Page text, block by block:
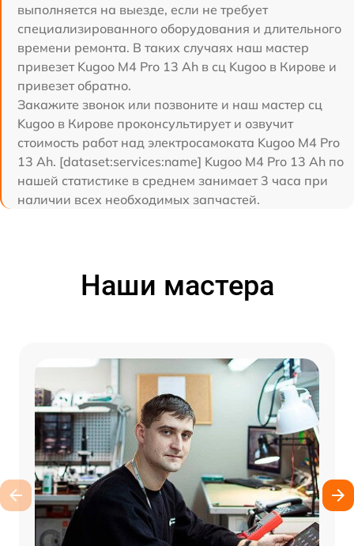
выполняется на выезде, если не требует
специализированного оборудования и длительного
времени ремонта. В таких случаях наш мастер
привезет Kugoo M4 Pro 13 Ah в сц Kugoo в Кирове и
привезет обратно.
Закажите звонок или позвоните и наш мастер сц
Kugoo в Кирове проконсультирует и озвучит
стоимость работ над электросамоката Kugoo M4 Pro
13 Ah. [dataset:services:name] Kugoo M4 Pro 13 Ah по
нашей статистике в среднем занимает 3 часа при
наличии всех необходимых запчастей.
Наши мастера